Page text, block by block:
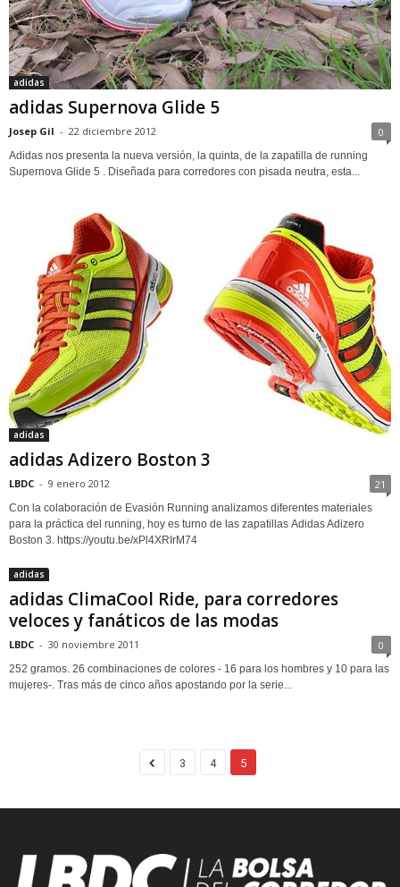
adidas
adidas Supernova Glide 5
Josep Gil - 22 diciembre 2012 0
Adidas nos presenta la nueva versión, la quinta, de la zapatilla de running
Supernova Glide 5 . Diseñada para corredores con pisada neutra, esta...
adidas
adidas Adizero Boston 3
LBDC - 9 enero 2012 21
Con la colaboración de Evasión Running analizamos diferentes materiales
para la práctica del running, hoy es turno de las zapatillas Adidas Adizero
Boston 3. https://youtu.be/xPl4XRIrM74
adidas
adidas ClimaCool Ride, para corredores
veloces y fanáticos de las modas
LBDC - 30 noviembre 2011 0
252 gramos. 26 combinaciones de colores - 16 para los hombres y 10 para las
mujeres-. Tras más de cinco años apostando por la serie...
3 4 5